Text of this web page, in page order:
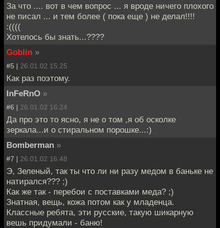
За что .... вот в чем вопрос ... я вроде ничего плохого
не писал ... и тем более ( пока еще ) не делал!!!!
:((((
Хотелось бы знать...????
Goblin »
#5 | 26.01.02 15:25
Как раз поэтому.
InFeRnO »
#6 | 26.01.02 16:24
Да про это то ясно, я не о том ,я об осколке
зеркала...и о стиральном порошке...:)
Bomberman »
#7 | 26.01.02 16:48
Э, Зеленый, так ты что ли ни разу медом в баньке не
натирался??? ;)
Как же так - перебои с поставками меда? ;)
Знатная, вещь, кожа потом как у младенца.
Классные ребята, эти русские, такую шикарную
вешь придумали - баню!